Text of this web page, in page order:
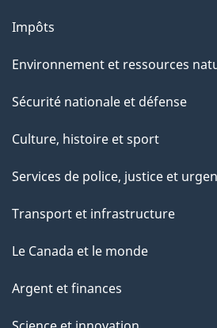
Impôts
Environnement et ressources
Sécurité nationale et défense
Culture, histoire et sport
Services de police, justice et
Transport et infrastructure
Le Canada et le monde
Argent et finances